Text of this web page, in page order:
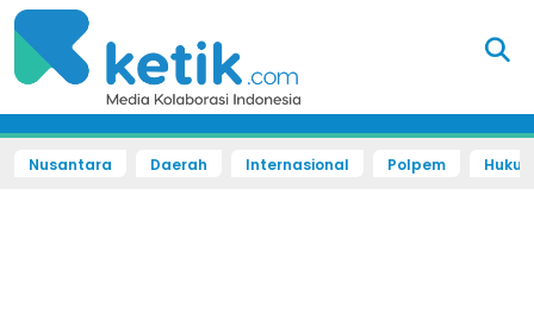
Nusantara Daerah Internasional Polpem